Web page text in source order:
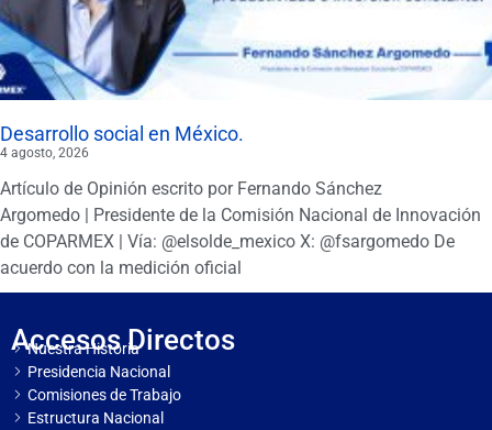
Desarrollo social en México.
4 agosto, 2026
Artículo de Opinión escrito por Fernando Sánchez
Argomedo | Presidente de la Comisión Nacional de Innovación
de COPARMEX | Vía: @elsolde_mexico X: @fsargomedo De
acuerdo con la medición oficial
Accesos Directos
Nuestra Historia
Presidencia Nacional
Comisiones de Trabajo
Estructura Nacional